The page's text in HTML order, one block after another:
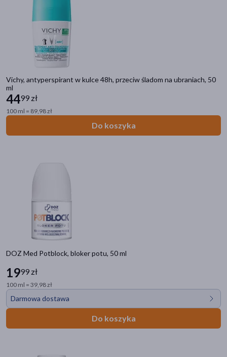
Vichy, antyperspirant w kulce 48h, przeciw śladom na ubraniach, 50
ml
4499 zł
100 ml = 89,98 zł
Do koszyka
DOZ Med Potblock, bloker potu, 50 ml
1999 zł
100 ml = 39,98 zł
Darmowa dostawa
Do koszyka